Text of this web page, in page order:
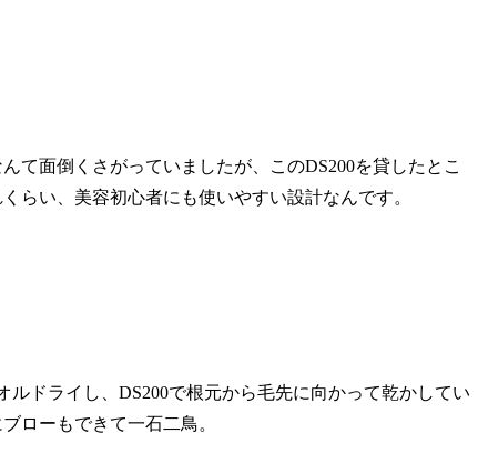
て面倒くさがっていましたが、このDS200を貸したとこ
らい、美容初心者にも使いやすい設計なんです。
ドライし、DS200で根元から毛先に向かって乾かしてい
ローもできて一石二鳥。